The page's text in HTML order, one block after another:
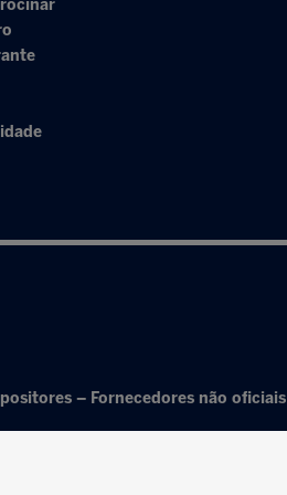
– Fornecedores não oficiais